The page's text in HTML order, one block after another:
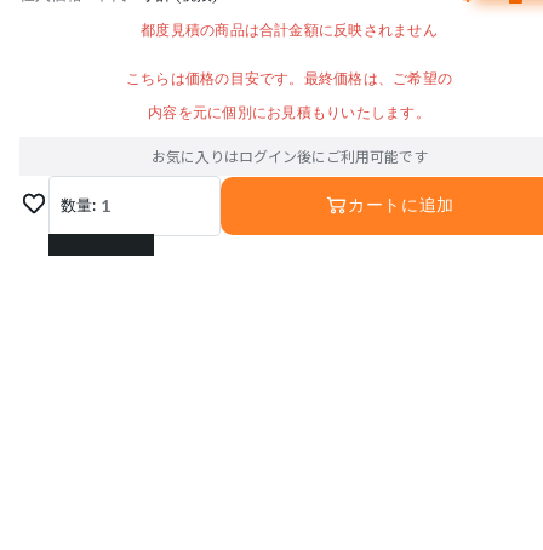
都度見積の商品は合計金額に反映されません
こちらは価格の目安です。最終価格は、ご希望の
内容を元に個別にお見積もりいたします。
お気に入りはログイン後にご利用可能です
数量: 1
1
カートに追加